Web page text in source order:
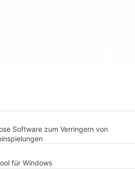
Software zum Verringern von
für Windows